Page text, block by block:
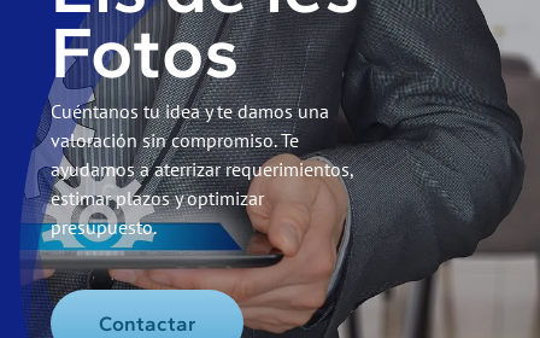
Fotos
Cuéntanos tu idea y te damos una
valoración sin compromiso. Te
ayudamos a aterrizar requerimientos,
estimar plazos y optimizar
presupuesto.
Contactar